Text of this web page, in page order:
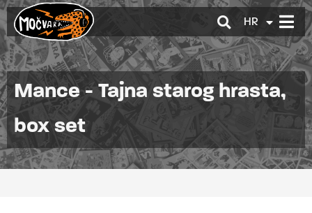
HR
EN
Mance - Tajna starog hrasta,
box set